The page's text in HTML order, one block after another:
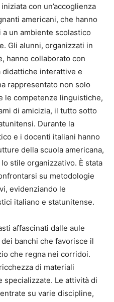
con un’accoglienza
americani, che hanno
un ambiente scolastico
Gli alunni, organizzati in
hanno collaborato con
interattive e
rappresentato non solo
le competenze linguistiche,
di amicizia, il tutto sotto
Durante la
e i docenti italiani hanno
della scuola americana,
stile organizzativo. È stata
su metodologie
evidenziando le
italiano e statunitense.
affascinati dalle aule
banchi che favorisce il
che regna nei corridoi.
di materiali
specializzate. Le attività di
su varie discipline,